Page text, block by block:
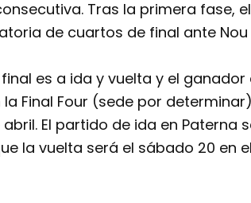
Tras la primera fase,
de cuartos de final ante Nou
es a ida y vuelta y el
Final Four (sede por
El partido de ida en Paterna
la vuelta será el sábado 20 en